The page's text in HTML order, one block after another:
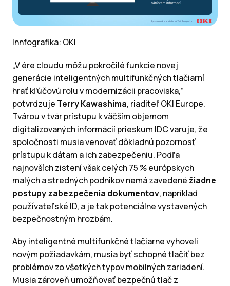
Innfografika: OKI
„V ére cloudu môžu pokročilé funkcie novej
generácie inteligentných multifunkčných tlačiarní
hrať kľúčovú rolu v modernizácii pracoviska,“
potvrdzuje Terry Kawashima, riaditeľ OKI Europe.
Tvárou v tvár prístupu k väčším objemom
digitalizovaných informácií prieskum IDC varuje, že
spoločnosti musia venovať dôkladnú pozornosť
prístupu k dátam a ich zabezpečeniu. Podľa
najnovších zistení však celých 75 % európskych
malých a stredných podnikov nemá zavedenéžiadne
postupy zabezpečenia dokumentov, napríklad
používateľské ID, a je tak potenciálne vystavených
bezpečnostným hrozbám.
Aby inteligentné multifunkčné tlačiarne vyhoveli
novým požiadavkám, musia byť schopné tlačiť bez
problémov zo všetkých typov mobilných zariadení.
Musia zároveň umožňovať bezpečnú tlač z